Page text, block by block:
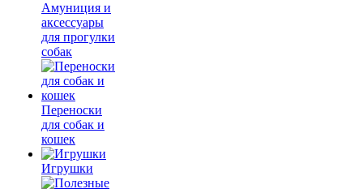
Амуниция и
аксессуары
для прогулки
собак
Переноски
для собак и
кошек
Игрушки